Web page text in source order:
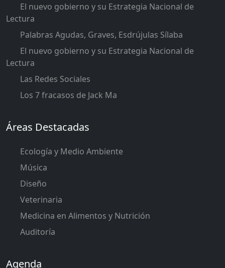
El nuevo gobierno y su Estrategia Nacional de
Lectura
Palabras Agudas, Graves, Esdrújulas Sílaba
El nuevo gobierno y su Estrategia Nacional de
Lectura
Las Redes Sociales
Los 7 fracasos de Jack Ma
Áreas Destacadas
Ecología y Medio Ambiente
Música
Diseño
Veterinaria
Medicina en Alimentos y Nutrición
Auditoría
Agenda